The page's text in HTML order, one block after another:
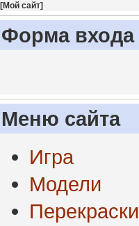
[Мой сайт]
Форма входа
Меню сайта
Игра
Модели
Перекраски